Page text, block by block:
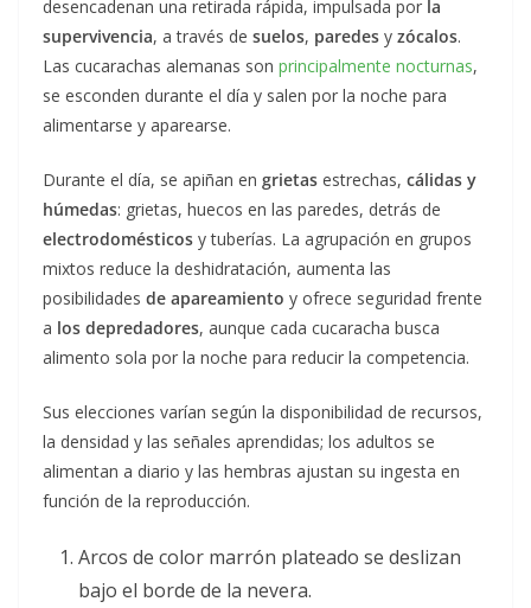
desencadenan una retirada rápida, impulsada por la
supervivencia, a través de suelos, paredes y zócalos.
Las cucarachas alemanas son principalmente nocturnas,
se esconden durante el día y salen por la noche para
alimentarse y aparearse.
Durante el día, se apiñan en grietas estrechas, cálidas y
húmedas: grietas, huecos en las paredes, detrás de
electrodomésticos y tuberías. La agrupación en grupos
mixtos reduce la deshidratación, aumenta las
posibilidades de apareamiento y ofrece seguridad frente
a los depredadores, aunque cada cucaracha busca
alimento sola por la noche para reducir la competencia.
Sus elecciones varían según la disponibilidad de recursos,
la densidad y las señales aprendidas; los adultos se
alimentan a diario y las hembras ajustan su ingesta en
función de la reproducción.
Arcos de color marrón plateado se deslizan
bajo el borde de la nevera.